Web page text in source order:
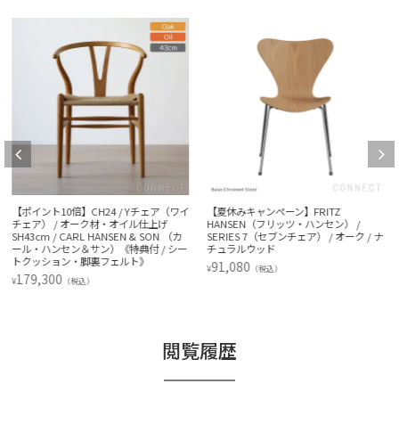
【夏休みキャンペーン】FRITZ
HANSEN（フリッツ・ハンセン） /
SERIES 7（セブンチェア） / オーク / ナ
チュラルウッド
¥91,080（税込）
FRITZ HANSEN（フリッツ・ハンセン）
/ Night Owl（ナイト・オウル） / アッ
シュ / テーブルランプ《特典付 / LED電
球》
¥34,980 （税込）
閲覧履歴